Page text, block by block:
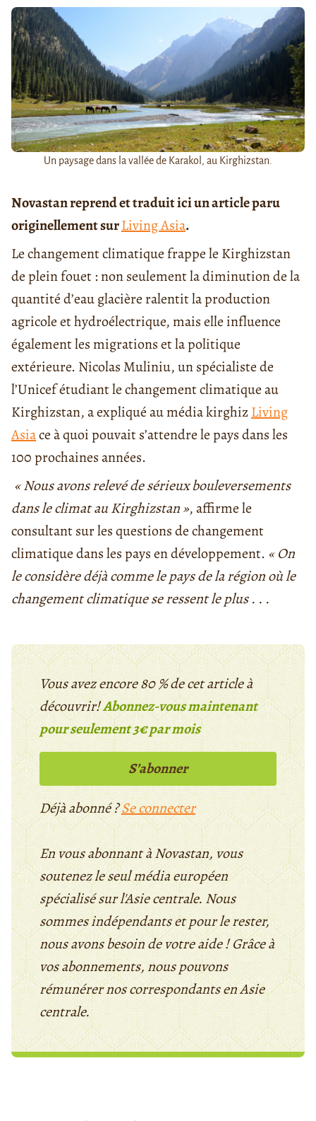
Un paysage dans la vallée de Karakol, au Kirghizstan.
Novastan reprend et traduit ici un article paru
originellement surLiving Asia.
Le changement climatique frappe le Kirghizstan
de plein fouet : non seulement la diminution de la
quantité d’eau glacière ralentit la production
agricole et hydroélectrique, mais elle influence
également les migrations et la politique
extérieure. Nicolas Muliniu, un spécialiste de
l’Unicef étudiant le changement climatique au
Kirghizstan, a expliqué au média kirghizLiving
Asiace à quoi pouvait s’attendre le pays dans les
100 prochaines années.
« Nous avons relevé de sérieux bouleversements
dans le climat au Kirghizstan », affirme le
consultant sur les questions de changement
climatique dans les pays en développement. « On
le considère déjà comme le pays de la région où le
changement climatique se ressent le plus . . .
Vous avez encore 80 % de cet article à
découvrir!Abonnez-vous maintenant
pour seulement 3€ par mois
S’abonner
Déjà abonné ?Se connecter
En vous abonnant à Novastan, vous
soutenez le seul média européen
spécialisé sur l'Asie centrale. Nous
sommes indépendants et pour le rester,
nous avons besoin de votre aide ! Grâce à
vos abonnements, nous pouvons
rémunérer nos correspondants en Asie
centrale.